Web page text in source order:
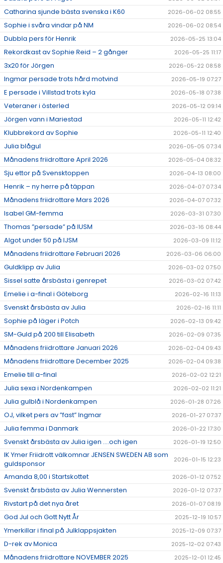
Catharina sjunde bästa svenska i K60 2026-06-02 08:55
Sophie i svåra vindar på NM 2026-06-02 08:54
Dubbla pers för Henrik 2026-05-25 13:04
Rekordkast av Sophie Reid – 2 gånger 2026-05-25 11:17
3x20 för Jörgen 2026-05-22 08:58
Ingmar persade trots hård motvind 2026-05-19 07:27
E persade i Villstad trots kyla 2026-05-18 07:38
Veteraner i österled 2026-05-12 09:14
Jörgen vann i Mariestad 2026-05-11 12:42
Klubbrekord av Sophie 2026-05-11 12:40
Julia blågul 2026-05-05 07:34
Månadens friidrottare April 2026 2026-05-04 08:32
Sju ettor på Svensktoppen 2026-04-13 08:00
Henrik – ny herre på täppan 2026-04-07 07:34
Månadens friidrottare Mars 2026 2026-04-07 07:32
Isabel GM-femma 2026-03-31 07:30
Thomas ”persade” på IUSM 2026-03-16 08:44
Algot under 50 på IJSM 2026-03-09 11:12
Månadens friidrottare Februari 2026 2026-03-06 06:00
Guldklipp av Julia 2026-03-02 07:50
Sissel satte årsbästa i genrepet 2026-03-02 07:42
Emelie i a-final i Göteborg 2026-02-16 11:13
Svenskt årsbästa av Julia 2026-02-16 11:11
Sophie på läger i Potch 2026-02-13 09:42
SM-Guld på 200 till Elisabeth 2026-02-09 07:35
Månadens friidrottare Januari 2026 2026-02-04 09:43
Månadens friidrottare December 2025 2026-02-04 09:38
Emelie till a-final 2026-02-02 12:21
Julia sexa i Nordenkampen 2026-02-02 11:21
Julia gulblå i Nordenkampen 2026-01-28 07:26
OJ, vilket pers av ”fast” Ingmar 2026-01-27 07:37
Julia femma i Danmark 2026-01-22 17:30
Svenskt årsbästa av Julia igen ….och igen 2026-01-19 12:50
IK Ymer Friidrott välkomnar JENSEN SWEDEN AB som
guldsponsor
2026-01-15 12:23
Amanda 8,00 i Startskottet 2026-01-12 07:52
Svenskt årsbästa av Julia Wennersten 2026-01-12 07:37
Rivstart på det nya året 2026-01-07 08:19
God Jul och Gott Nytt År 2025-12-19 10:57
Ymerkillar i final på Julklappsjakten 2025-12-09 07:37
D-rek av Monica 2025-12-02 07:43
Månadens friidrottare NOVEMBER 2025 2025-12-01 12:45